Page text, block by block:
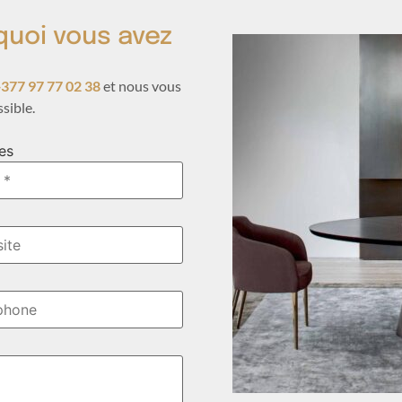
vous avez
97 77 02 38et nous vous